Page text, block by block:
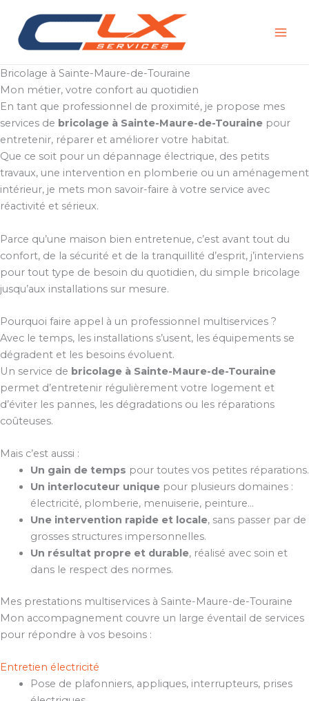
contenu
Bricolage à Sainte-Maure-de-Touraine
Mon métier, votre confort au quotidien
En tant que professionnel de proximité, je propose mes
services de bricolage à Sainte-Maure-de-Touraine pour
entretenir, réparer et améliorer votre habitat.
Que ce soit pour un dépannage électrique, des petits
travaux, une intervention en plomberie ou un aménagement
intérieur, je mets mon savoir-faire à votre service avec
réactivité et sérieux.
Parce qu’une maison bien entretenue, c’est avant tout du
confort, de la sécurité et de la tranquillité d’esprit, j’interviens
pour tout type de besoin du quotidien, du simple bricolage
jusqu’aux installations sur mesure.
Pourquoi faire appel à un professionnel multiservices ?
Avec le temps, les installations s’usent, les équipements se
dégradent et les besoins évoluent.
Un service de bricolage à Sainte-Maure-de-Touraine
permet d’entretenir régulièrement votre logement et
d’éviter les pannes, les dégradations ou les réparations
coûteuses.
Mais c’est aussi :
Un gain de temps pour toutes vos petites réparations.
Un interlocuteur uniquepour plusieurs domaines :
électricité, plomberie, menuiserie, peinture…
Une intervention rapide et locale, sans passer par de
grosses structures impersonnelles.
Un résultat propre et durable, réalisé avec soin et
dans le respect des normes.
Mes prestations multiservices à Sainte-Maure-de-Touraine
Mon accompagnement couvre un large éventail de services
pour répondre à vos besoins :
Entretien électricité
Pose de plafonniers, appliques, interrupteurs, prises